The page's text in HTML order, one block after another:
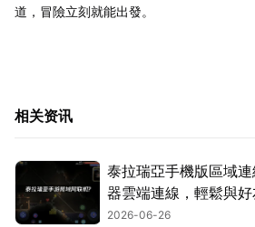
道，冒險立刻就能出發。
相关资讯
泰拉瑞亞手機版區域
器雲端連線，輕鬆與好
2026-06-26